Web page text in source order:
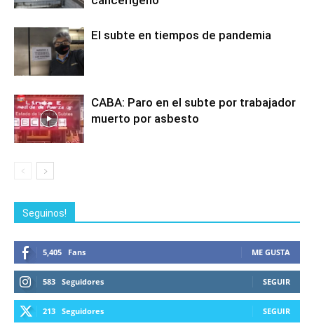
El subte en tiempos de pandemia
CABA: Paro en el subte por trabajador
muerto por asbesto
Seguinos!
5,405 Fans ME GUSTA
583 Seguidores SEGUIR
213 Seguidores SEGUIR